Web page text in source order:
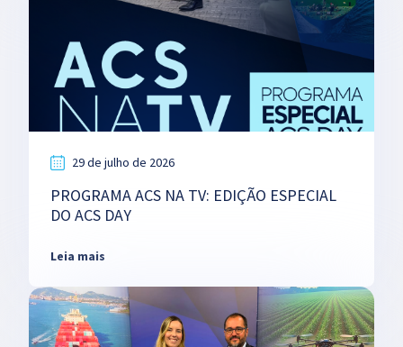
29 de julho de 2026
PROGRAMA ACS NA TV: EDIÇÃO ESPECIAL
DO ACS DAY
Leia mais